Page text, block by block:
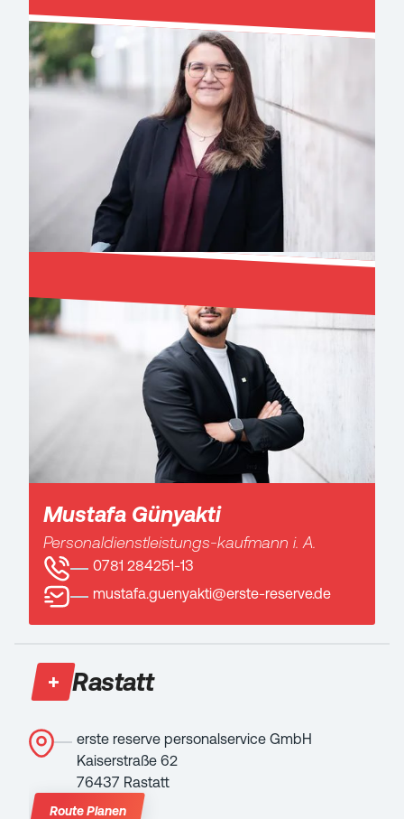
Mustafa Günyakti
Personaldienstleistungs-kaufmann i. A.
0781 284251-13
mustafa.guenyakti@erste-reserve.de
Rastatt
erste reserve personalservice GmbH
Kaiserstraße 62
76437 Rastatt
Route Planen